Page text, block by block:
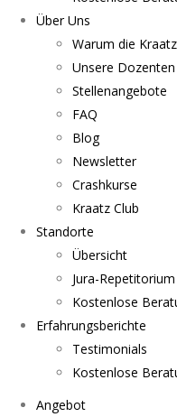
Über Uns
Warum die
Unsere Dozenten
Stellenangebote
FAQ
Blog
Newsletter
Crashkurse
Kraatz Club
Standorte
Übersicht
Jura-Repetitorium
Kostenlose
Erfahrungsberichte
Testimonials
Kostenlose
Angebot